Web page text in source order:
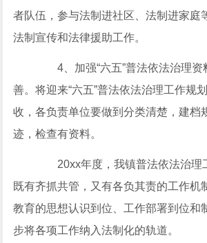
者队伍，参与法制进社区、法制进家庭
法制宣传和法律援助工作。
4、加强“六五”普法依法治理资
善。将迎来“六五”普法依法治理工作规
收，各负责单位要做到分类清楚，建档
迹，检查有资料。
20xx年度，我镇普法依法治理
既有齐抓共管，又有各负其责的工作机
教育的思想认识到位、工作部署到位和
步将各项工作纳入法制化的轨道。